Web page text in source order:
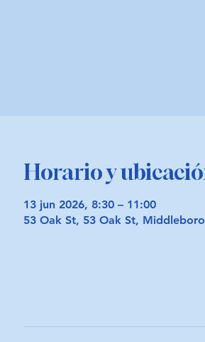
Horario y
13 jun 2026, 8:30 – 11:00
53 Oak St, 53 Oak St,